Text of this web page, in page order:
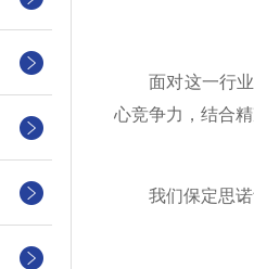
面对这一行业
心竞争力，结合
我们保定思诺